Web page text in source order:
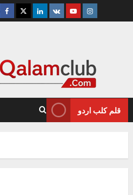
Facebook
TwitterLinkedin
VK YoutubeInstagram
قلم کلب اردو